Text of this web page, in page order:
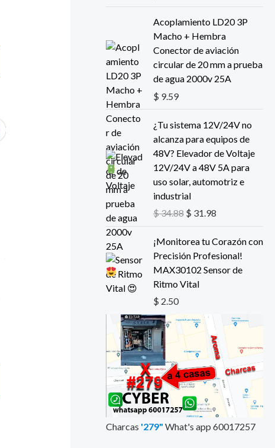
r
a
:
$
.
9
8
.
$
2
8
.
.
Acoplamiento LD20 3P
Macho + Hembra
Conector de aviación
circular de 20 mm a prueba
de agua 2000v 25A
$ 9.59
¿Tu sistema 12V/24V no
alcanza para equipos de
48V? Elevador de Voltaje
12V/24V a 48V 5A para
uso solar, automotriz e
industrial
$34.88
p
c
o
r
i
g
i
a
e
r
a
:
$
3
$ 31.98
c
t
u
:
$
3
.
9
¡Monitorea tu Corazón con
Precisión Profesional!
MAX30102 Sensor de
Ritmo Vital
$ 2.50
Charcas '279" What's app 60017257